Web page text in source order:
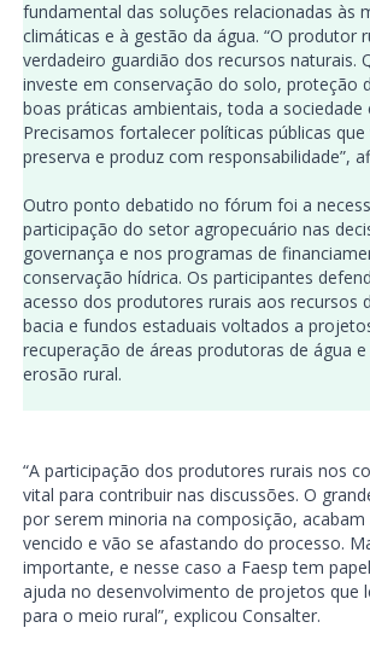
fundamental das soluções relacionadas às
climáticas e à gestão da água. “O produtor
verdadeiro guardião dos recursos naturais.
investe em conservação do solo, proteção
boas práticas ambientais, toda a sociedade
Precisamos fortalecer políticas públicas
preserva e produz com responsabilidade”,
Outro ponto debatido no fórum foi a
participação do setor agropecuário nas
governança e nos programas de
conservação hídrica. Os participantes
acesso dos produtores rurais aos recursos
bacia e fundos estaduais voltados a
recuperação de áreas produtoras de água
erosão rural.
“A participação dos produtores rurais nos
vital para contribuir nas discussões. O
por serem minoria na composição,
vencido e vão se afastando do processo.
importante, e nesse caso a Faesp tem
ajuda no desenvolvimento de projetos que
para o meio rural”, explicou Consalter.